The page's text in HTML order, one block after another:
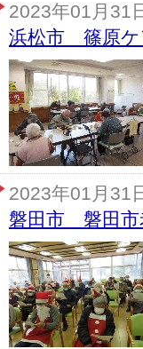
2023年01月31
浜松市 篠原ケ
2023年01月31
磐田市 磐田市